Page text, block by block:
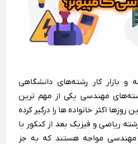
و بازار کار رشته‌های دانشگاهی
مهندسی یکی از مهم ترین
اکثر خانواده ها را درگیر کرده
ریاضی و فیزیک بعد از کنکور با
مهندسی مواجه هستند که به جز